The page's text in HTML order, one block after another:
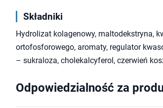
Składniki
Hydrolizat kolagenowy, maltodekstryna,
ortofosforowego, aromaty, regulator
– sukraloza, cholekalcyferol, czerwień
Odpowiedzialność za